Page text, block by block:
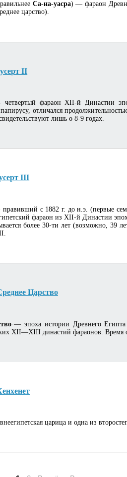
Са-на-уасра) — фараон
царство).
II
фараон XII-й Династии
отличался
лишь о 8-9 годах.
III
с 1882 г. до н.э. (первые
фараон из XII-й Династии
более 30-ти лет (возможно, 39
Царство
·— эпоха истории Древнего
XII—XIII династий фараонов. Время
царица и одна из